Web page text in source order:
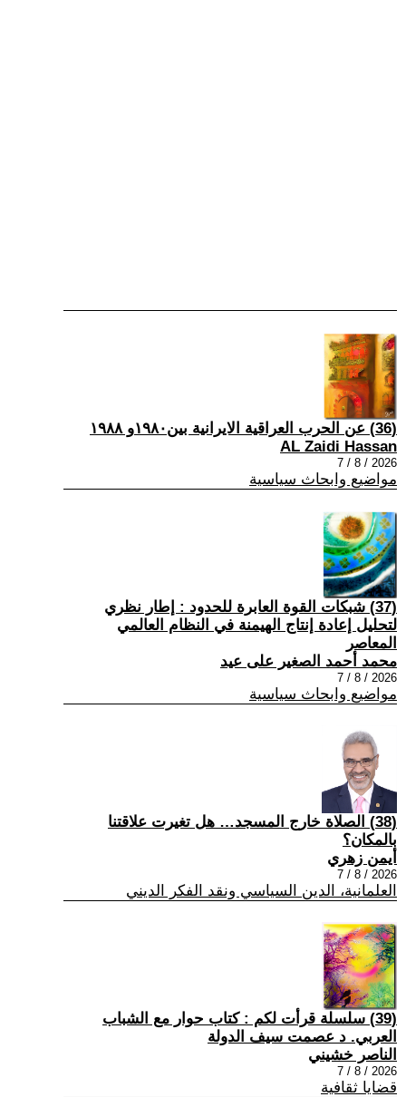
(36) عن الحرب العراقية الايرانية بين١٩٨٠و ١٩٨٨
AL Zaidi Hassan
2026 / 8 / 7
مواضيع وابحاث سياسية
(37) شبكات القوة العابرة للحدود : إطار نظري
لتحليل إعادة إنتاج الهيمنة في النظام العالمي
المعاصر
محمد أحمد الصغير على عيد
2026 / 8 / 7
مواضيع وابحاث سياسية
(38) الصلاة خارج المسجد… هل تغيرت علاقتنا
بالمكان؟
أيمن زهري
2026 / 8 / 7
العلمانية، الدين السياسي ونقد الفكر الديني
(39) سلسلة قرأت لكم : كتاب حوار مع الشباب
العربي. د عصمت سيف الدولة
الناصر خشيني
2026 / 8 / 7
قضايا ثقافية